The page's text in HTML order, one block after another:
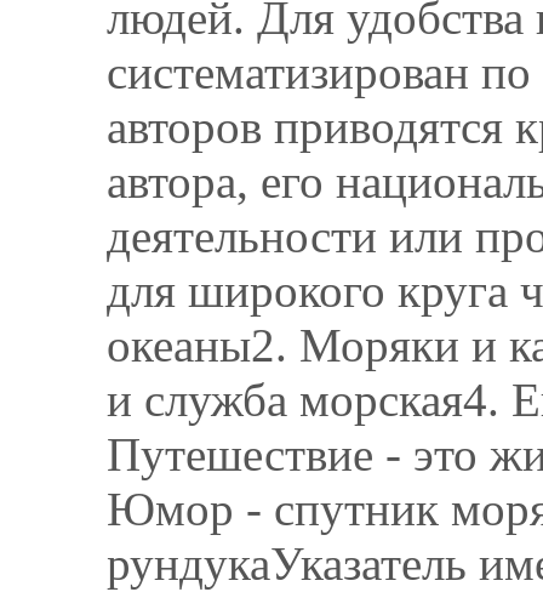
людей. Для удобства
систематизирован
авторов приводятся
автора, его
деятельности или
для широкого круга
океаны2. Моряки и
и служба морская4.
Путешествие - это
Юмор - спутник
рундукаУказатель